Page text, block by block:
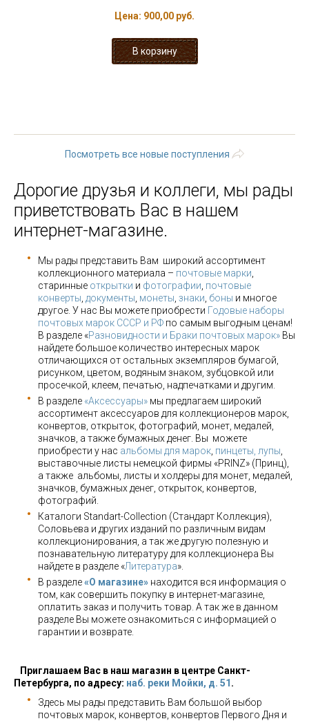
Цена: 900,00 руб.
Посмотреть все новые поступления
Дорогие друзья и коллеги, мы рады
приветствовать Вас в нашем
интернет-магазине.
Мы рады представить Вам широкий ассортимент
коллекционного материала – почтовые марки
старинные открытки и фотографии почтовые
конверты документы монеты знаки боны и многое
другое. У нас Вы можете приобрести Годовые наборы
почтовых марок СССР и РФ по самым выгодным ценам!
В разделе «Разновидности и Браки почтовых марок» Вы
найдете большое количество интересных марок
отличающихся от остальных экземпляров бумагой,
рисунком, цветом, водяным знаком, зубцовкой или
просечкой, клеем, печатью, надпечатками и другим.
В разделе «Аксессуары» мы предлагаем широкий
ассортимент аксессуаров для коллекционеров марок,
конвертов, открыток, фотографий, монет, медалей,
значков, а также бумажных денег. Вы можете
приобрести у нас альбомы для марок пинцеты, лупы
выставочные листы немецкой фирмы «PRINZ» (Принц),
а также альбомы, листы и холдеры для монет, медалей,
значков, бумажных денег, открыток, конвертов,
фотографий.
Каталоги Standart-Collection (Стандарт Коллекция),
Соловьева и других изданий по различным видам
коллекционирования, а так же другую полезную и
познавательную литературу для коллекционера Вы
найдете в разделе «Литература».
В разделе«О магазине» находится вся информация о
том, как совершить покупку в интернет-магазине,
оплатить заказ и получить товар. А так же в данном
разделе Вы можете ознакомиться с информацией о
гарантии и возврате.
Приглашаем Вас в наш магазин в центре Санкт-
Петербурга, по адресу: наб. реки Мойки, д. 51 .
Здесь мы рады представить Вам большой выбор
почтовых марок, конвертов, конвертов Первого Дня и